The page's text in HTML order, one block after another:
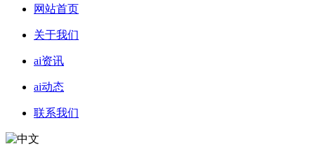
网站首页
关于我们
ai资讯
ai动态
联系我们